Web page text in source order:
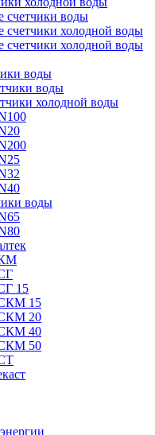
счетчики воды
холодной воды
холодной воды
воды
воды
холодной воды
воды
15
15
20
40
50